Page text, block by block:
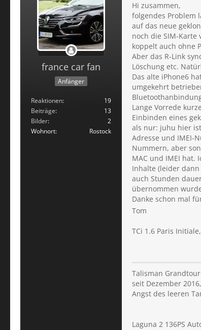
france car fan
Anfänger
Reaktionen
19
Beiträge
13
Bilder
2
Wohnort
Rostock
Hi zusammen,
folgendes Problem
auf das neue
noch die SIM-
koppelt auch ohne
Aber das R-Link
Löschung etc.
Das alte iPhone6
umgekehrt
Lange Vorrede
Einbinden eines
als nur: juhu hier
Adresse und IMEI-
Nummern, aber
MAC und IMEI hat.
Inhalte (leider
auch Stunden
übernommen
Danke schon mal
Tom
TCi 1.6 Paris
Talisman
seit Dezember
Angst des leeren
Laguna 2 136PS